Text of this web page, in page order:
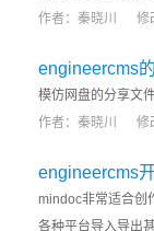
作者：秦晓川
修
engineercms
模仿网盘的分享文
作者：秦晓川
修
engineercms
mindoc非常适合创
各种平台导入导出